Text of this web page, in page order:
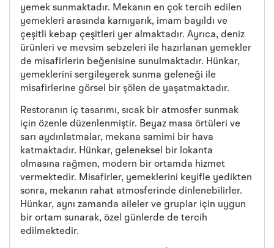
yemek sunmaktadır. Mekanın en çok tercih edilen
yemekleri arasında karnıyarık, imam bayıldı ve
çeşitli kebap çeşitleri yer almaktadır. Ayrıca, deniz
ürünleri ve mevsim sebzeleri ile hazırlanan yemekler
de misafirlerin beğenisine sunulmaktadır. Hünkar,
yemeklerini sergileyerek sunma geleneği ile
misafirlerine görsel bir şölen de yaşatmaktadır.
Restoranın iç tasarımı, sıcak bir atmosfer sunmak
için özenle düzenlenmiştir. Beyaz masa örtüleri ve
sarı aydınlatmalar, mekana samimi bir hava
katmaktadır. Hünkar, geleneksel bir lokanta
olmasına rağmen, modern bir ortamda hizmet
vermektedir. Misafirler, yemeklerini keyifle yedikten
sonra, mekanın rahat atmosferinde dinlenebilirler.
Hünkar, aynı zamanda aileler ve gruplar için uygun
bir ortam sunarak, özel günlerde de tercih
edilmektedir.